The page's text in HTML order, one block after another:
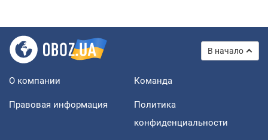
В начало
О компании Команда
Правовая информация
Политика
конфиденциальности